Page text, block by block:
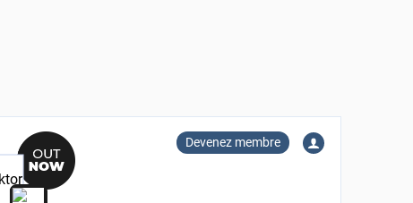
Devenez membre